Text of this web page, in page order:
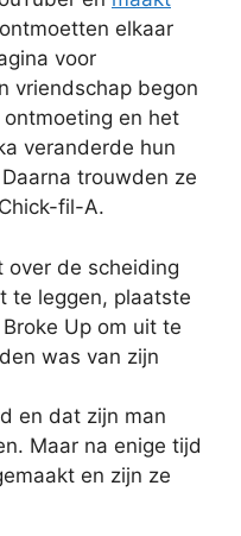
elkaar
voor
vriendschap begon
en het
veranderde hun
trouwden ze
fil-A.
over de scheiding
te leggen, plaatste
Up om uit te
was van zijn
en dat zijn man
Maar na enige tijd
en zijn ze